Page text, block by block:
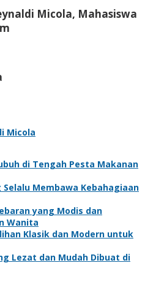
Micola, Mahasiswa
Micola
di Tengah Pesta Makanan
Membawa Kebahagiaan
yang Modis dan
Wanita
Klasik dan Modern untuk
Lezat dan Mudah Dibuat di